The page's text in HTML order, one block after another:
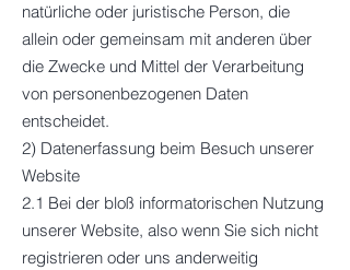
natürliche oder juristische Person, die
allein oder gemeinsam mit anderen über
die Zwecke und Mittel der Verarbeitung
von personenbezogenen Daten
entscheidet.
2) Datenerfassung beim Besuch unserer
Website
2.1 Bei der bloß informatorischen Nutzung
unserer Website, also wenn Sie sich nicht
registrieren oder uns anderweitig